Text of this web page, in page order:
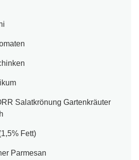
Salatkrönung Gartenkräuter
Fett)
Parmesan